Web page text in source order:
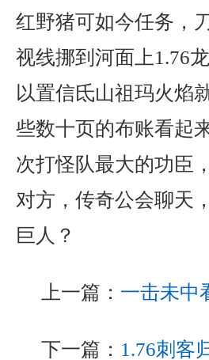
红野猪可如今任务，
视线挪到河面上1.76
以置信氐山祖玛火焰
些数十页的布账看起
次打怪队最大的功臣
对方，传奇公会聊天
巨人？
上一篇： 一击未中
下一篇： 1.76刺客